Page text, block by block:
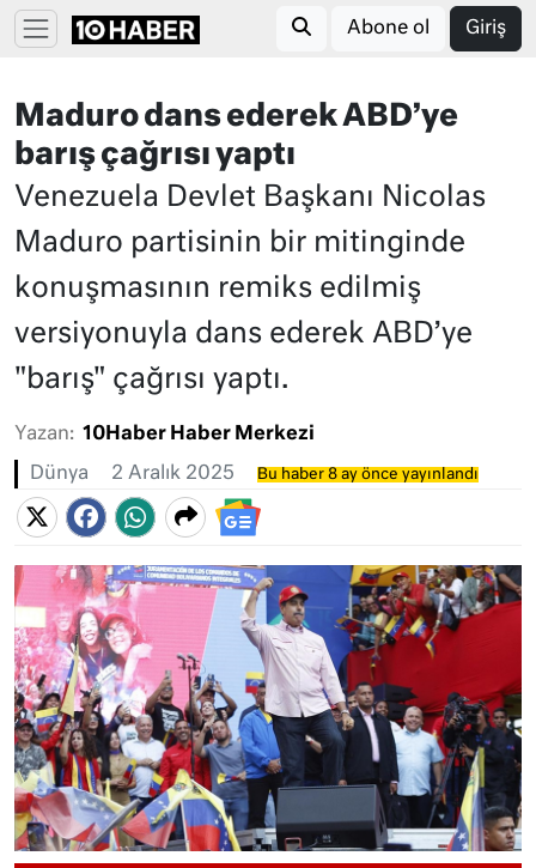
Abone ol Giriş
Maduro dans ederek ABD’ye
barış çağrısı yaptı
Venezuela Devlet Başkanı Nicolas
Maduro partisinin bir mitinginde
konuşmasının remiks edilmiş
versiyonuyla dans ederek ABD’ye
"barış" çağrısı yaptı.
Yazan: 10Haber Haber Merkezi
Dünya 2 Aralık 2025 Bu haber 8 ay önce yayınlandı